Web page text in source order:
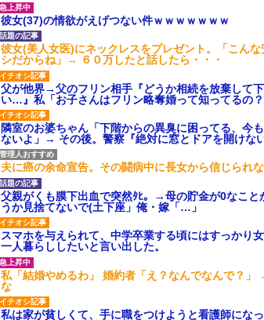
彼女(37)の情欲がえげつない件ｗｗｗｗｗｗｗ
彼女(美人女医)にネックレスをプレゼント。「こん
シだからね」→ ６０万したと話したら・・・
父が他界→父のフリン相手『どうか相続を放棄して
い…』私「お子さんはフリン略奪婚って知ってるの
隣室のお婆ちゃん「下階からの異臭に困ってる、今
ないよ」→ その後。警察『絶対に窓とドアを開けない
夫に癌の余命宣告。その闘病中に長女から信じられ
父親がくも膜下出血で突然ﾀﾋ。→母の貯金が0なこ
うか見捨てないで(土下座」俺・嫁「…」
スマホを与えられて、中学卒業する頃にはすっかり
一人暮らししたいと言い出した。
私「結婚やめるわ」 婚約者「え？なんでなんで？
な
私は家が貧しくて、手に職をつけようと看護師にな